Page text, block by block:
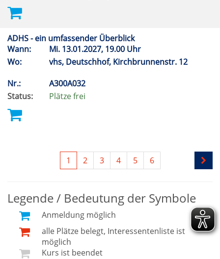
ADHS - ein umfassender Überblick
Wann:
Mi. 13.01.2027, 19.00 Uhr
Wo:
vhs, Deutschhof, Kirchbrunnenstr. 12
Nr.:
A300A032
Status:
Plätze frei
1 2 3 4 5 6
Legende / Bedeutung der Symbole
Anmeldung möglich
alle Plätze belegt, Interessentenliste ist
möglich
Kurs ist beendet